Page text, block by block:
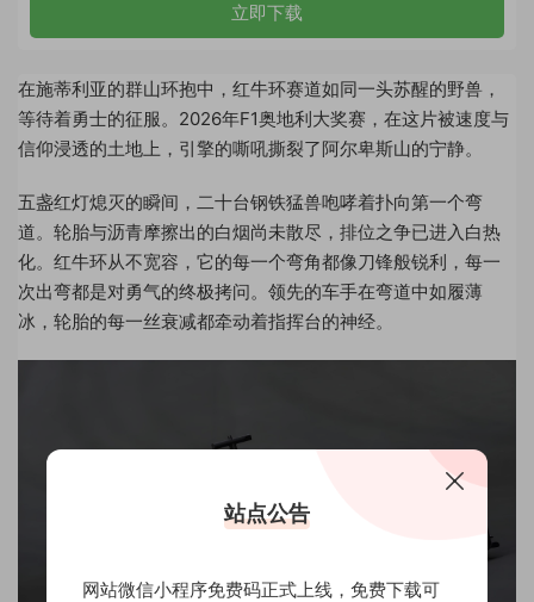
立即下载
在施蒂利亚的群山环抱中，红牛环赛道如同一头苏醒的野兽，
等待着勇士的征服。2026年F1奥地利大奖赛，在这片被速度与
信仰浸透的土地上，引擎的嘶吼撕裂了阿尔卑斯山的宁静。
五盏红灯熄灭的瞬间，二十台钢铁猛兽咆哮着扑向第一个弯
道。轮胎与沥青摩擦出的白烟尚未散尽，排位之争已进入白热
化。红牛环从不宽容，它的每一个弯角都像刀锋般锐利，每一
次出弯都是对勇气的终极拷问。领先的车手在弯道中如履薄
冰，轮胎的每一丝衰减都牵动着指挥台的神经。
站点公告
网站微信小程序免费码正式上线，免费下载可